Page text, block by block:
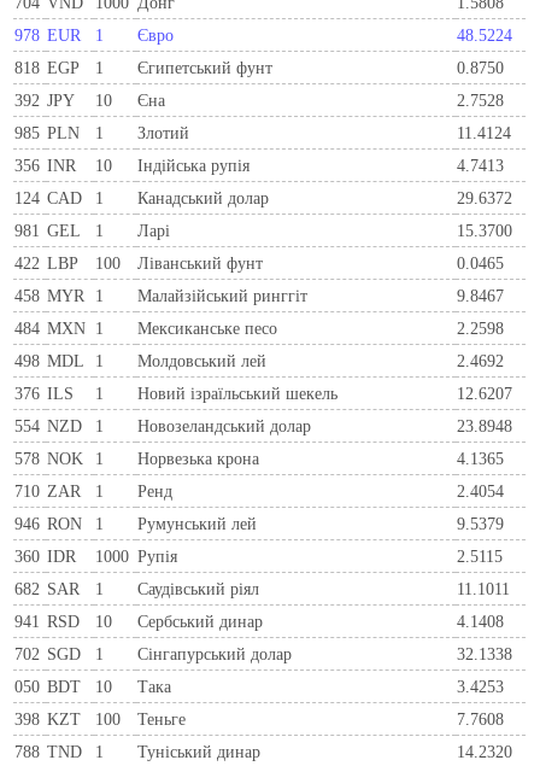
978 EUR 1 Євро
48.5224
818 EGP 1 Єгипетський фунт
0.8750
392 JPY 10 Єна
2.7528
985 PLN 1 Злотий
11.4124
356 INR 10 Індійська рупія
4.7413
124 CAD 1 Канадський долар
29.6372
981 GEL 1 Ларi
15.3700
422 LBP 100 Ліванський фунт
0.0465
458 MYR 1 Малайзійський ринггіт
9.8467
484 MXN 1 Мексиканське песо
2.2598
498 MDL 1 Молдовський лей
2.4692
376 ILS 1 Новий ізраїльський шекель
12.6207
554 NZD 1 Новозеландський долар
23.8948
578 NOK 1 Норвезька крона
4.1365
710 ZAR 1 Ренд
2.4054
946 RON 1 Румунський лей
9.5379
360 IDR 1000 Рупія
2.5115
682 SAR 1 Саудівський ріял
11.1011
941 RSD 10 Сербський динар
4.1408
702 SGD 1 Сінгапурський долар
32.1338
050 BDT 10 Така
3.4253
398 KZT 100 Теньге
7.7608
788 TND 1 Туніський динар 14.2320